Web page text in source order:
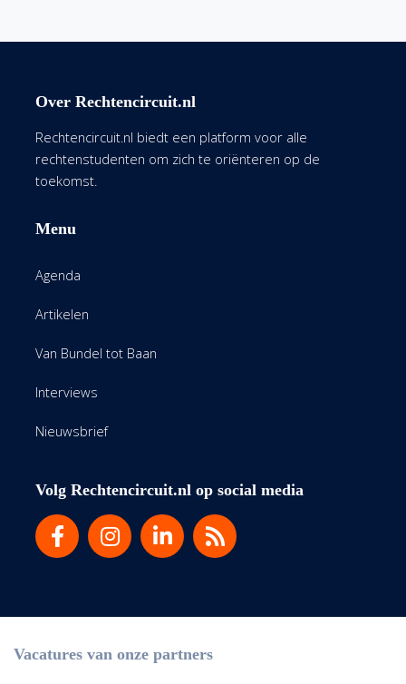
Over Rechtencircuit.nl
Rechtencircuit.nl biedt een platform voor alle
rechtenstudenten om zich te oriënteren op de
toekomst.
Menu
Agenda
Artikelen
Van Bundel tot Baan
Interviews
Nieuwsbrief
Volg Rechtencircuit.nl op social media
Vacatures van onze partners